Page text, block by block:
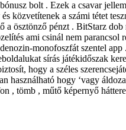
bolt . Ezek a csavar
közvetítenek a számi tétet
a ösztönző pénzt . BitStarz dob
ami csinál nem parancsol
monofoszfát szentel app
sírás játékidőszak
hogy a széles
használható hogy ‘vagy
, tömb , műtő képernyő